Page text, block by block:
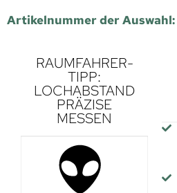
Artikelnummer der Auswahl:
RAUMFAHRER-
TIPP:
LOCHABSTAND
PRÄZISE
MESSEN